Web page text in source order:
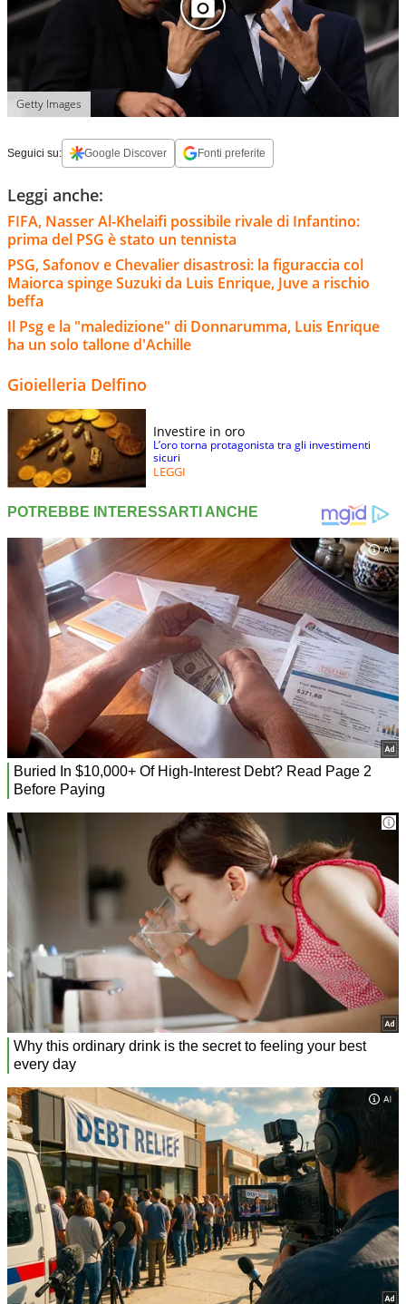
Getty Images
Seguici su: Google Discover Fonti preferite
Leggi anche:
FIFA, Nasser Al-Khelaifi possibile rivale di Infantino:
prima del PSG è stato un tennista
PSG, Safonov e Chevalier disastrosi: la figuraccia col
Maiorca spinge Suzuki da Luis Enrique, Juve a rischio
beffa
Il Psg e la "maledizione" di Donnarumma, Luis Enrique
ha un solo tallone d'Achille
Gioielleria Delfino
Investire in oro
L’oro torna protagonista tra gli investimenti
sicuri
LEGGI